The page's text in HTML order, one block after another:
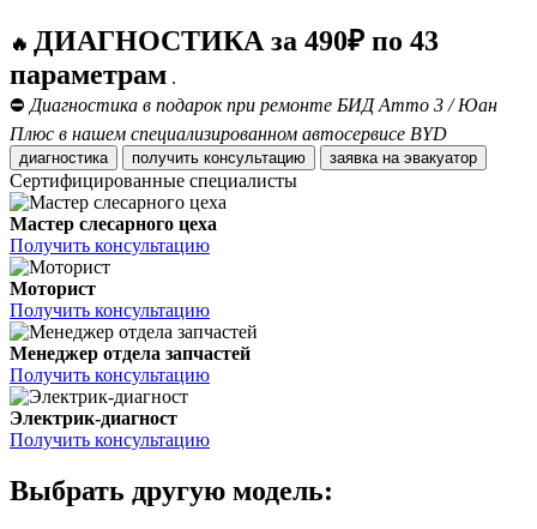
🔥 ДИАГНОСТИКА за 490₽ по 43
параметрам .
⛔ Диагностика в подарок при ремонте БИД Атто 3 / Юан
Плюс в нашем специализированном автосервисе BYD
диагностика получить консультацию заявка на эвакуатор
Сертифицированные специалисты
Мастер слесарного цеха
Получить консультацию
Моторист
Получить консультацию
Менеджер отдела запчастей
Получить консультацию
Электрик-диагност
Получить консультацию
Выбрать другую модель: